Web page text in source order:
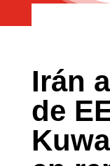
Irán
de